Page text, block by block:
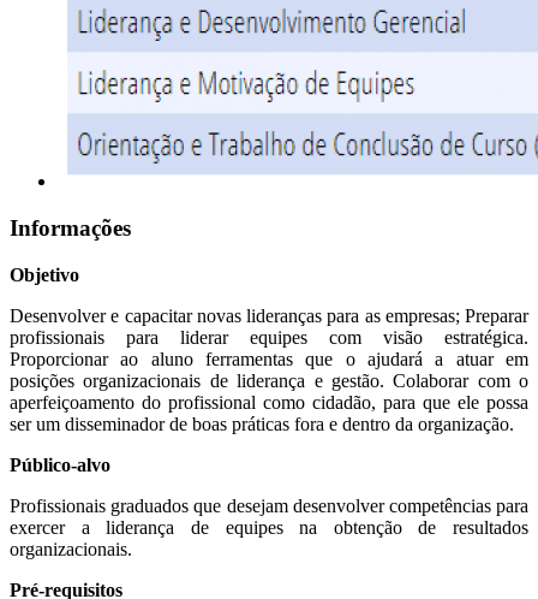
Informações
Objetivo
Desenvolver e capacitar novas lideranças para as empresas; Preparar
profissionais para liderar equipes com visão estratégica.
Proporcionar ao aluno ferramentas que o ajudará a atuar em
posições organizacionais de liderança e gestão. Colaborar com o
aperfeiçoamento do profissional como cidadão, para que ele possa
ser um disseminador de boas práticas fora e dentro da organização.
Público-alvo
Profissionais graduados que desejam desenvolver competências para
exercer a liderança de equipes na obtenção de resultados
organizacionais.
Pré-requisitos